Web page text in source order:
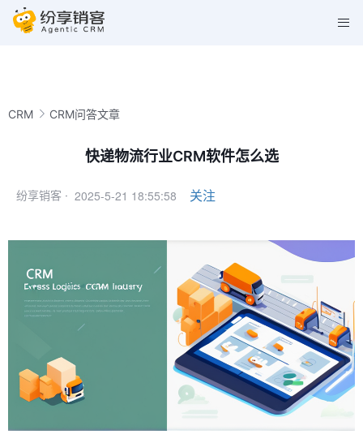
CRM CRM问答文章
快递物流行业CRM软件怎么选
纷享销客 · 2025-5-21 18:55:58 关注